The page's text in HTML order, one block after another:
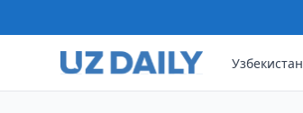
Узбекистан